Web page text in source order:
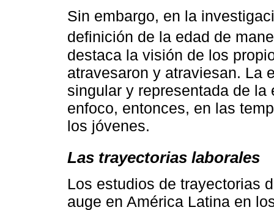
Sin embargo, en la
definición de la edad de
destaca la visión de los
atravesaron y atraviesan. La
singular y representada de
enfoco, entonces, en las
los jóvenes.
Las trayectorias laborales
Los estudios de trayectorias
auge en América Latina en